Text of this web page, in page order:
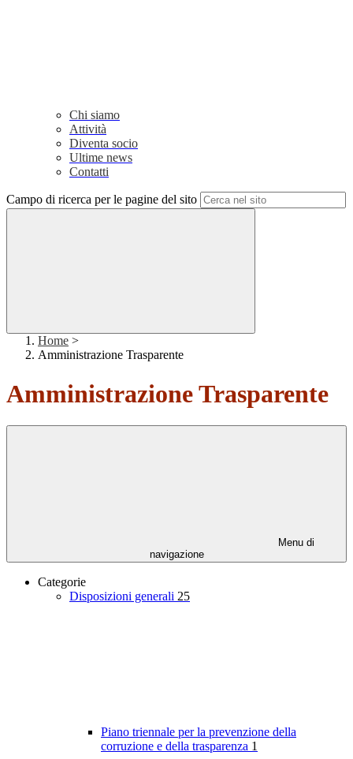
Chi siamo
Attività
Diventa socio
Ultime news
Contatti
Campo di ricerca per le pagine del sito
Home >
Amministrazione Trasparente
Amministrazione Trasparente
Menu di
navigazione
Categorie
Disposizioni generali 25
Piano triennale per la prevenzione della
corruzione e della trasparenza 1